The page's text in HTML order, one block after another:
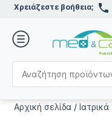
Χρειάζεστε βοήθεια;
Αρχική σελίδα /